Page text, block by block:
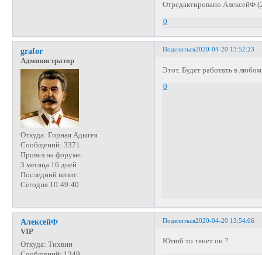
Отредактировано АлексейФ
0
Поделиться2020-04-20 13:52:23
grafor
Администратор
Откуда: Горная Адыгея
Сообщений: 3371
Провел на форуме:
3 месяца 16 дней
Последний визит:
Сегодня 10:49:40
Этот. Будет работать в
0
Поделиться2020-04-20 13:54:06
АлексейФ
VIP
Откуда: Тихвин
Ютюб то тянет он ?